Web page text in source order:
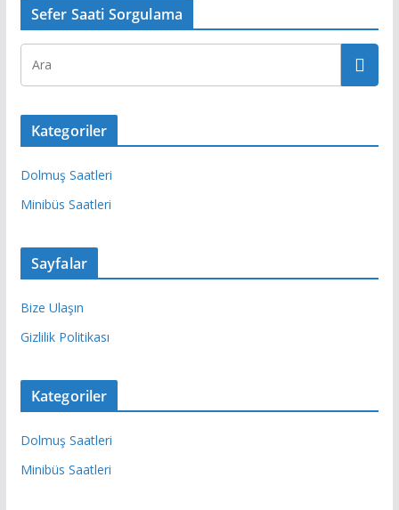
Sefer Saati Sorgulama
Kategoriler
Dolmuş Saatleri
Minibüs Saatleri
Sayfalar
Bize Ulaşın
Gizlilik Politikası
Kategoriler
Dolmuş Saatleri
Minibüs Saatleri